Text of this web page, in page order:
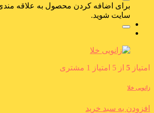
برای اضافه کردن محصول به علاقه مندی
سایت شوید.
امتیاز 5 از 5 امتیاز 1 مشتری
زانویی خلا
افزودن به سبد خرید